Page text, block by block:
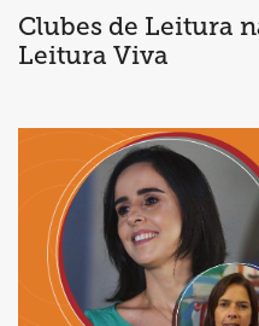
Clubes de Leitura
Leitura Viva